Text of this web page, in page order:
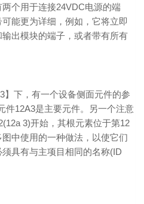
个用于连接24VDC电源的端
能更为详细，例如，它将立即
出模块的端子，或者带有所有
】下，有一个设备侧面元件的参
件12A3是主要元件。另一个注意
3)开始，其根元素位于第12
中使用的一种做法，以使它们
具有与主项目相同的名称(ID